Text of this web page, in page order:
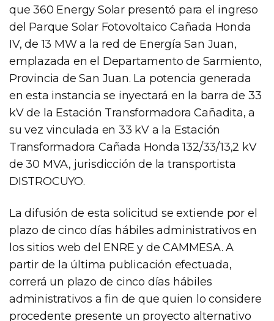
que 360 Energy Solar presentó para el ingreso
del Parque Solar Fotovoltaico Cañada Honda
IV, de 13 MW a la red de Energía San Juan,
emplazada en el Departamento de Sarmiento,
Provincia de San Juan. La potencia generada
en esta instancia se inyectará en la barra de 33
kV de la Estación Transformadora Cañadita, a
su vez vinculada en 33 kV a la Estación
Transformadora Cañada Honda 132/33/13,2 kV
de 30 MVA, jurisdicción de la transportista
DISTROCUYO.
La difusión de esta solicitud se extiende por el
plazo de cinco días hábiles administrativos en
los sitios web del ENRE y de CAMMESA. A
partir de la última publicación efectuada,
correrá un plazo de cinco días hábiles
administrativos a fin de que quien lo considere
procedente presente un proyecto alternativo